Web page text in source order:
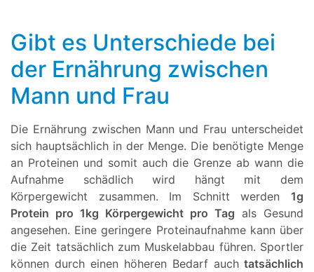
Gibt es Unterschiede bei
der Ernährung zwischen
Mann und Frau
Die Ernährung zwischen Mann und Frau unterscheidet
sich hauptsächlich in der Menge. Die benötigte Menge
an Proteinen und somit auch die Grenze ab wann die
Aufnahme schädlich wird hängt mit dem
Körpergewicht zusammen. Im Schnitt werden 1g
Protein pro 1kg Körpergewicht pro Tag als Gesund
angesehen. Eine geringere Proteinaufnahme kann über
die Zeit tatsächlich zum Muskelabbau führen. Sportler
können durch einen höheren Bedarf auch tatsächlich